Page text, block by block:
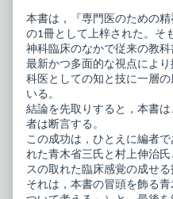
本書は，『専門医のための
の1冊として上梓された。そ
神科臨床のなかで従来の教
最新かつ多面的な視点によ
科医としての知と技に一層
いる。
結論を先取りすると，本書
者は断言する。
この成功は，ひとえに編者
れた青木省三氏と村上伸治
スの取れた臨床感覚の成せる
それは，本書の冒頭を飾る